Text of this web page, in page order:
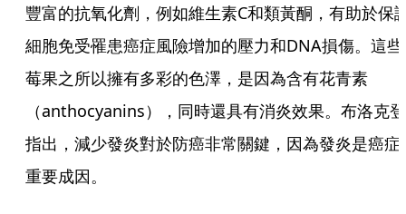
豐富的抗氧化劑，例如維生素C和類黃酮，有助於保
細胞免受罹患癌症風險增加的壓力和DNA損傷。這些
莓果之所以擁有多彩的色澤，是因為含有花青素
（anthocyanins），同時還具有消炎效果。布洛克登
指出，減少發炎對於防癌非常關鍵，因為發炎是癌症
重要成因。